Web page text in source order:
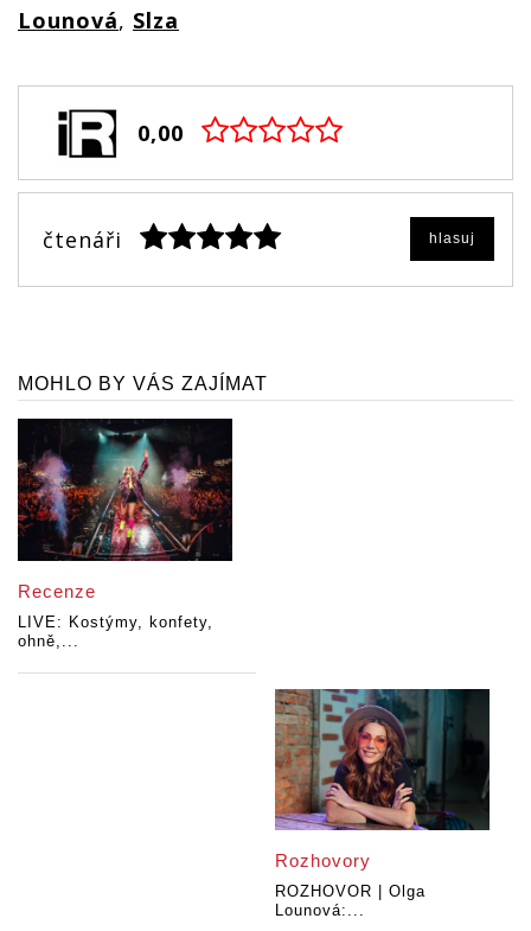
Lounová, Slza
0,00
čtenáři hlasuj
MOHLO BY VÁS ZAJÍMAT
Recenze
LIVE: Kostýmy, konfety,
ohně,...
Rozhovory
ROZHOVOR | Olga
Lounová:...